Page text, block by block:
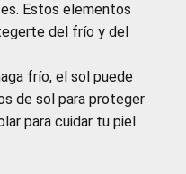
Estos elementos
del frío y del
frío, el sol puede
de sol para proteger
para cuidar tu piel.